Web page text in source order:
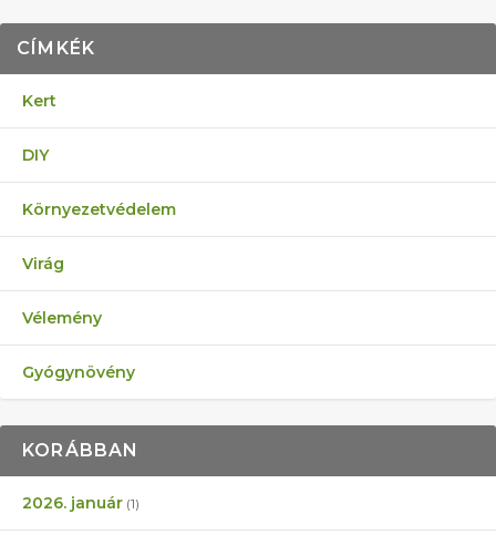
CÍMKÉK
Kert
DIY
Környezetvédelem
Virág
Vélemény
Gyógynövény
KORÁBBAN
2026. január (1)